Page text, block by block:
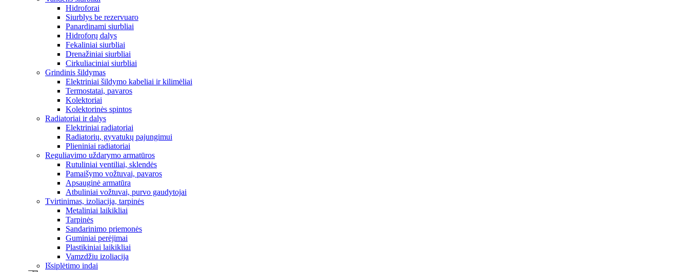
Hidroforai
Siurblys be rezervuaro
Panardinami siurbliai
Hidroforų dalys
Fekaliniai siurbliai
Drenažiniai siurbliai
Cirkuliaciniai siurbliai
Grindinis šildymas
Elektriniai šildymo kabeliai ir kilimėliai
Termostatai, pavaros
Kolektoriai
Kolektorinės spintos
Radiatoriai ir dalys
Elektriniai radiatoriai
Radiatorių, gyvatukų pajungimui
Plieniniai radiatoriai
Reguliavimo uždarymo armatūros
Rutuliniai ventiliai, sklendės
Pamaišymo vožtuvai, pavaros
Apsauginė armatūra
Atbuliniai vožtuvai, purvo gaudytojai
Tvirtinimas, izoliacija, tarpinės
Metaliniai laikikliai
Tarpinės
Sandarinimo priemonės
Guminiai perėjimai
Plastikiniai laikikliai
Vamzdžiu izoliacija
Išsiplėtimo indai